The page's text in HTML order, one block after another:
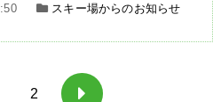
スキー場からのお知らせ
2